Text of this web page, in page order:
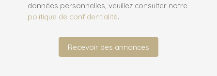
données personnelles, veuillez consulter notre
politique de confidentialité.
Recevoir des annonces